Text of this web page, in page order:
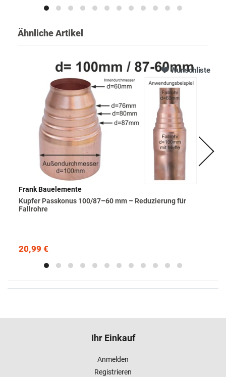
Ähnliche Artikel
Wunschliste
Frank Bauelemente
Kupfer Passkonus 100/87–60 mm – Reduzierung für
Fallrohre
20,99 €
Ihr Einkauf
Anmelden
Registrieren